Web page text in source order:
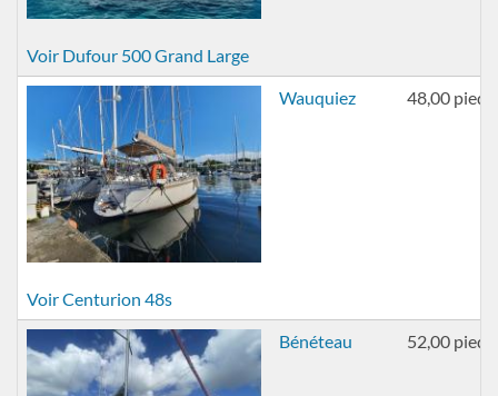
Voir Dufour 500 Grand Large
Voir Centurion 48s
Wauquiez 48,00 pieds
Bénéteau 52,00 pieds